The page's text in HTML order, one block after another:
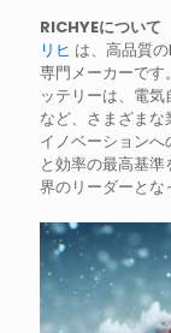
RICHYEについて
リヒ は、高品質
専門メーカーです
ッテリーは、電
など、さまざまな
イノベーション
と効率の最高基
界のリーダーとな